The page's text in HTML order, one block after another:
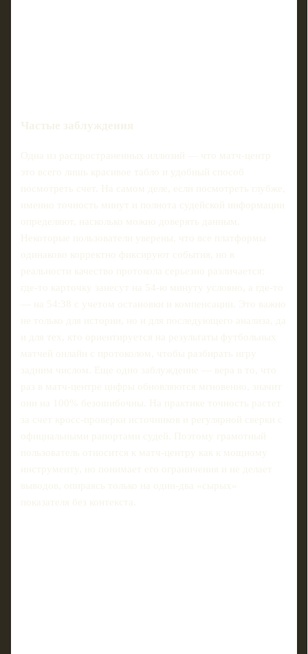
Частые заблуждения
Одна из распространенных иллюзий — что матч‑центр
это всего лишь красивое табло и удобный способ
посмотреть счет. На самом деле, если посмотреть глубже,
именно точность минут и полнота судейской информации
определяют, насколько можно доверять данным.
Некоторые пользователи уверены, что все платформы
одинаково корректно фиксируют события, но в
реальности качество протокола серьезно различается:
где‑то карточку занесут на 54‑ю минуту условно, а где‑то
— на 54:38 с учетом остановки и компенсации. Это важно
не только для истории, но и для последующего анализа, да
и для тех, кто ориентируется на результаты футбольных
матчей онлайн с протоколом, чтобы разбирать игру
задним числом. Еще одно заблуждение — вера в то, что
раз в матч‑центре цифры обновляются мгновенно, значит
они на 100% безошибочны. На практике точность растет
за счет кросс‑проверки источников и регулярной сверки с
официальными рапортами судей. Поэтому грамотный
пользователь относится к матч‑центру как к мощному
инструменту, но понимает его ограничения и не делает
выводов, опираясь только на один‑два «сырых»
показателя без контекста.